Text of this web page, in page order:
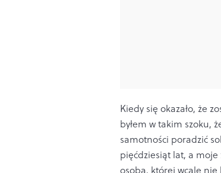
Kiedy się okazało, że
byłem w takim szoku,
samotności poradzić
pięćdziesiąt lat, a moje
osobą, której wcale nie